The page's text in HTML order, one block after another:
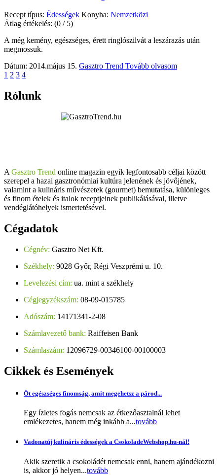
Recept típus: Édességek Konyha: Nemzetközi
Átlag értékelés: (0 / 5)
A még kemény, egészséges, érett ringlószilvát a leszárazás után
megmossuk.
Dátum: 2014.május 15. Gasztro Trend Tovább olvasom
1 2 3 4
Rólunk
A Gasztro Trend online magazin egyik legfontosabb céljai között
szerepel a hazai gasztronómiai kultúra jelenének és jövőjének,
valamint a kulináris művészetek (gourmet) bemutatása, különleges
és finom ételek és italok receptjeinek publikálásával, illetve
vendéglátóhelyek ismertetésével.
Cégadatok
Cégnév: Gasztro Net Kft.
Székhely: 9028 Győr, Régi Veszprémi u. 10.
Levelezési cím: ua. mint a székhely
Cégjegyzékszám: 08-09-015785
Adószám: 14171341-2-08
Számlavezető bank: Raiffeisen Bank
Számlaszám: 12096729-00346100-00100003
Cikkek és Események
Öt egészséges finomság, amit megehetsz a párod...
Egy ízletes fogás nemcsak az étkezőasztalnál lehet
emlékezetes, hanem még inkább a...tovább
Vadonatúj kulináris édességek a CsokoladeWebshop.hu-nál!
Akik szeretik a csokoládét nemcsak enni, hanem ajándékozni
is, akkor jó helyen...tovább